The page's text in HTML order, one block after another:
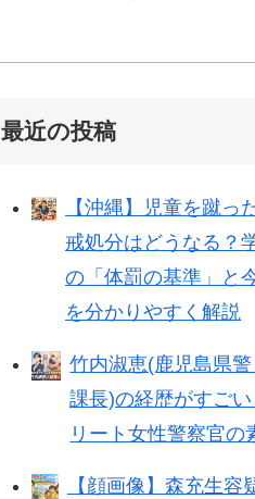
最近の投稿
【沖縄】児童を蹴っ
戒処分はどうなる？
の「体罰の基準」と
を分かりやすく解説
竹内淑恵(鹿児島県
課長)の経歴がすご
リート女性警察官の
【顔画像】森充生容